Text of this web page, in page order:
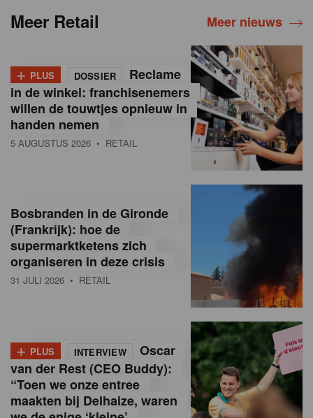
Meer Retail Meer nieuws
+ PLUS DOSSIER
Reclame
in de winkel: franchisenemers
willen de touwtjes opnieuw in
handen nemen
5 AUGUSTUS 2026 • RETAIL
Bosbranden in de Gironde
(Frankrijk): hoe de
supermarktketens zich
organiseren in deze crisis
31 JULI 2026 • RETAIL
+ PLUS INTERVIEW
Oscar
van der Rest (CEO Buddy):
“Toen we onze entree
maakten bij Delhaize, waren